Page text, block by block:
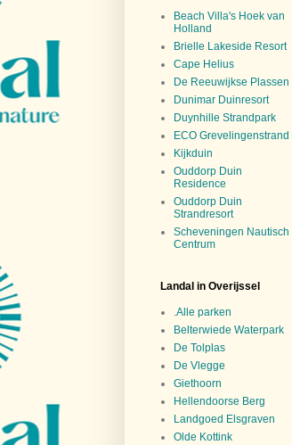
Beach Villa's Hoek van
Holland
Brielle Lakeside Resort
Cape Helius
De Reeuwijkse Plassen
Dunimar Duinresort
Duynhille Strandpark
ECO Grevelingenstrand
Kijkduin
Ouddorp Duin
Residence
Ouddorp Duin
Strandresort
Scheveningen Nautisch
Centrum
Landal in Overijssel
.Alle parken
Belterwiede Waterpark
De Tolplas
De Vlegge
Giethoorn
Hellendoorse Berg
Landgoed Elsgraven
Olde Kottink